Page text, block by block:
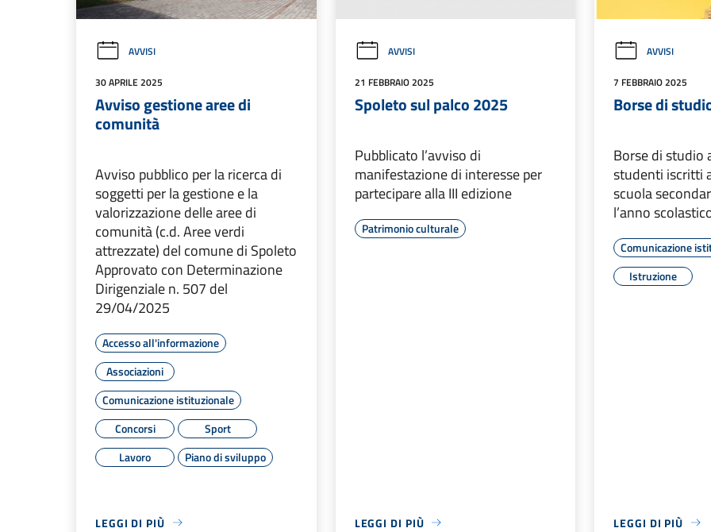
AVVISI
30 APRILE 2025
Avviso gestione aree di
comunità
Avviso pubblico per la ricerca di
soggetti per la gestione e la
valorizzazione delle aree di
comunità (c.d. Aree verdi
attrezzate) del comune di Spoleto
Approvato con Determinazione
Dirigenziale n. 507 del
29/04/2025
Accesso all'informazione
Associazioni
Comunicazione istituzionale
Concorsi
Sport
Lavoro
Piano di sviluppo
LEGGI DI PIÙ
AVVISI
21 FEBBRAIO 2025
Spoleto sul palco 2025
Pubblicato l’avviso di
manifestazione di interesse per
partecipare alla III edizione
Patrimonio culturale
LEGGI DI PIÙ
AVVISI
7 FEBBRAIO 2025
Borse di
Borse di studio
studenti iscritti
scuola
l’anno
Comunicazione
Istruzione
LEGGI DI PIÙ